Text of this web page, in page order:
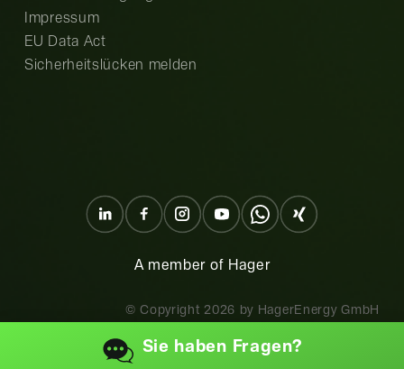
Impressum
EU Data Act
Sicherheitslücken melden
A member of Hager
© Copyright 2026 by HagerEnergy GmbH
Sie haben Fragen?